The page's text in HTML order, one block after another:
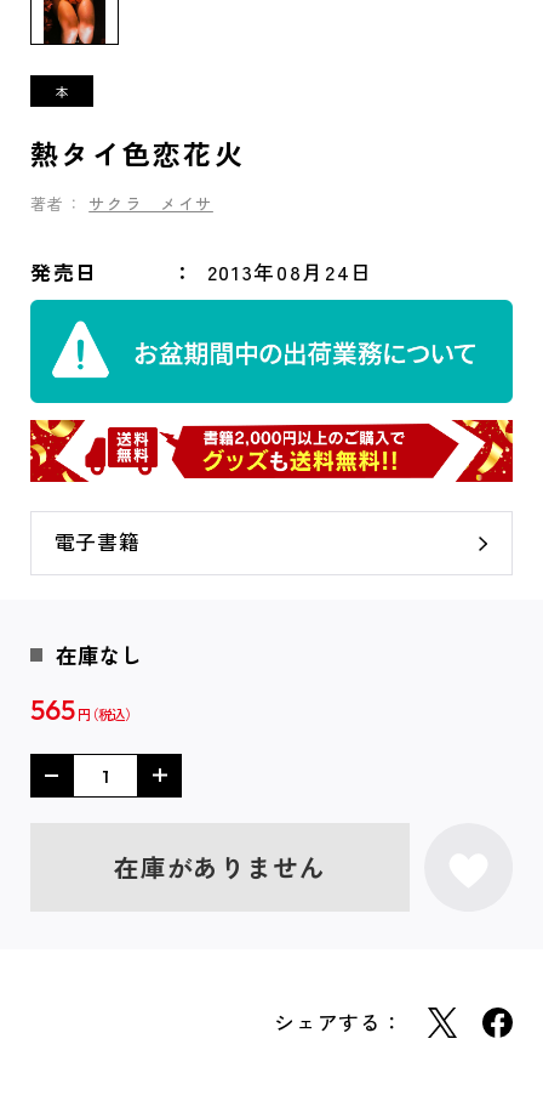
熱タイ色恋花火
著者： サクラ メイサ
発売日 2013年08月24日
電子書籍
在庫なし
565 円
在庫がありません
シェアする：